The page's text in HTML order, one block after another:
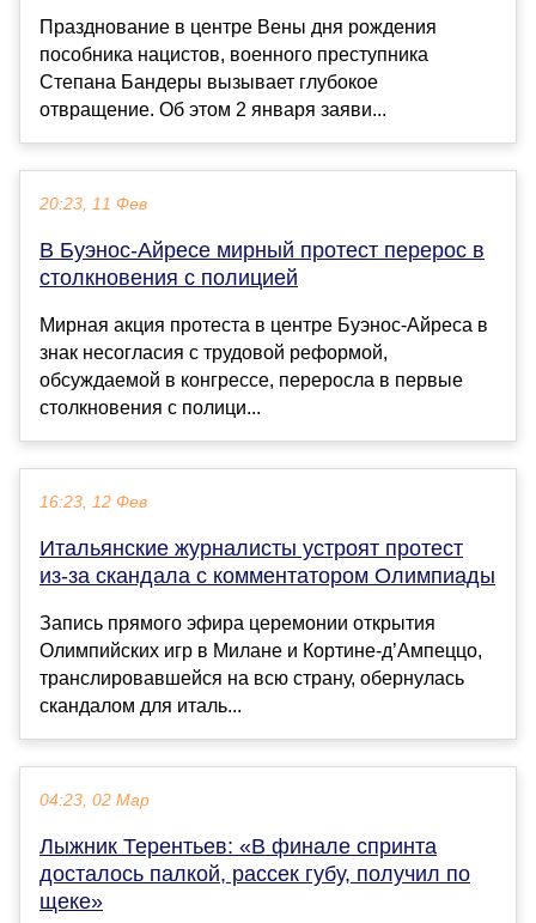
Празднование в центре Вены дня рождения
пособника нацистов, военного преступника
Степана Бандеры вызывает глубокое
отвращение. Об этом 2 января заяви...
20:23, 11 Фев
В Буэнос-Айресе мирный протест перерос в
столкновения с полицией
Мирная акция протеста в центре Буэнос-Айреса в
знак несогласия с трудовой реформой,
обсуждаемой в конгрессе, переросла в первые
столкновения с полици...
16:23, 12 Фев
Итальянские журналисты устроят протест
из-за скандала с комментатором Олимпиады
Запись прямого эфира церемонии открытия
Олимпийских игр в Милане и Кортине-д’Ампеццо,
транслировавшейся на всю страну, обернулась
скандалом для италь...
04:23, 02 Мар
Лыжник Терентьев: «В финале спринта
досталось палкой, рассек губу, получил по
щеке»